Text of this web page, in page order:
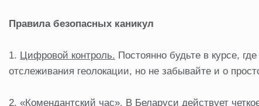
Правила безопасных каникул
1. Цифровой контроль. Постоянно будьте в курсе,
отслеживания геолокации, но не забывайте и о
2. «Комендантский час». В Беларуси действует